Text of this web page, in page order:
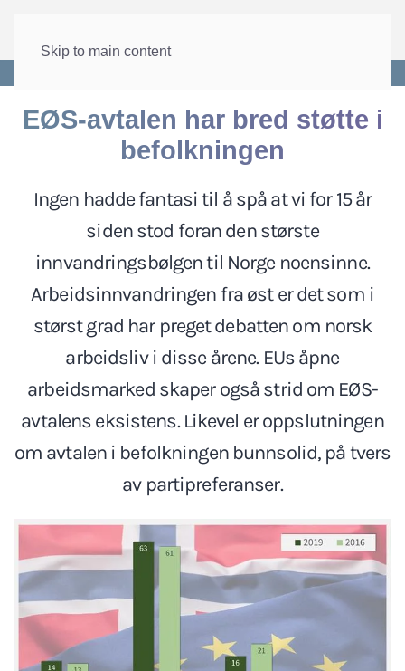
Skip to main content
EØS-avtalen har bred støtte i
befolkningen
Ingen hadde fantasi til å spå at vi for 15 år
siden stod foran den største
innvandringsbølgen til Norge noensinne.
Arbeidsinnvandringen fra øst er det som i
størst grad har preget debatten om norsk
arbeidsliv i disse årene. EUs åpne
arbeidsmarked skaper også strid om EØS-
avtalens eksistens. Likevel er oppslutningen
om avtalen i befolkningen bunnsolid, på tvers
av partipreferanser.